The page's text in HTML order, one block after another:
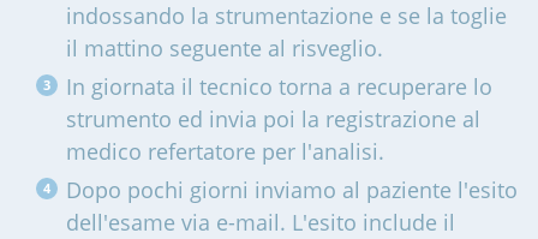
indossando la strumentazione e se la toglie
il mattino seguente al risveglio.
In giornata il tecnico torna a recuperare lo
strumento ed invia poi la registrazione al
medico refertatore per l'analisi.
Dopo pochi giorni inviamo al paziente l'esito
dell'esame via e-mail. L'esito include il